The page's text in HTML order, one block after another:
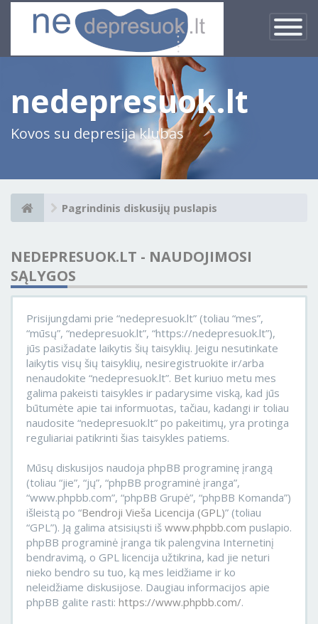
Įjungti
×
nedepresuok.lt
Kovos su depresija klubas
Pagrindinis diskusijų puslapis
NEDEPRESUOK.LT - NAUDOJIMOSI
SĄLYGOS
Prisijungdami prie “nedepresuok.lt” (toliau “mes”,
“mūsų”, “nedepresuok.lt”, “https://nedepresuok.lt”),
jūs pasižadate laikytis šių taisyklių. Jeigu nesutinkate
laikytis visų šių taisyklių, nesiregistruokite ir/arba
nenaudokite “nedepresuok.lt”. Bet kuriuo metu mes
galima pakeisti taisykles ir padarysime viską, kad jūs
būtumėte apie tai informuotas, tačiau, kadangi ir toliau
naudosite “nedepresuok.lt” po pakeitimų, yra protinga
reguliariai patikrinti šias taisykles patiems.
Mūsų diskusijos naudoja phpBB programinę įrangą
(toliau “jie”, “jų”, “phpBB programinė įranga”,
“www.phpbb.com”, “phpBB Grupė”, “phpBB Komanda”)
išleistą po “Bendroji Vieša Licencija (GPL)” (toliau
“GPL”). Ją galima atsisiųsti iš www.phpbb.com puslapio.
phpBB programinė įranga tik palengvina Internetinį
bendravimą, o GPL licencija užtikrina, kad jie neturi
nieko bendro su tuo, ką mes leidžiame ir ko
neleidžiame diskusijose. Daugiau informacijos apie
phpBB galite rasti: https://www.phpbb.com/.